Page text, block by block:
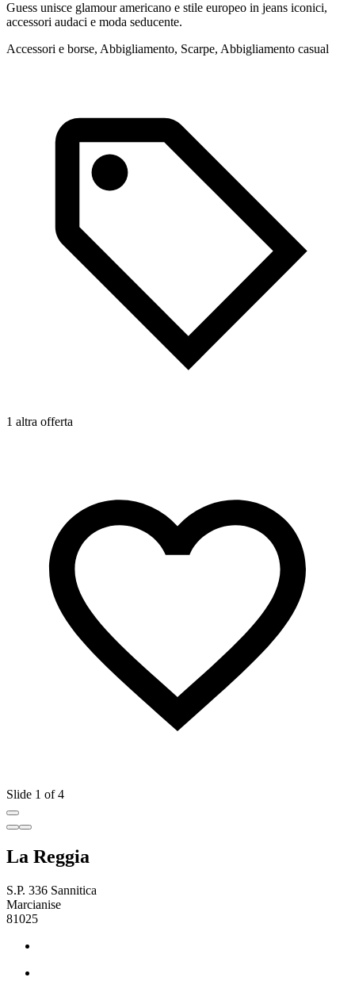
Guess unisce glamour americano e stile europeo in jeans iconici,
accessori audaci e moda seducente.
Accessori e borse, Abbigliamento, Scarpe, Abbigliamento casual
1 altra offerta
Slide 1 of 4
La Reggia
S.P. 336 Sannitica
Marcianise
81025